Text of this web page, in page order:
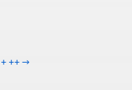
+ ++→